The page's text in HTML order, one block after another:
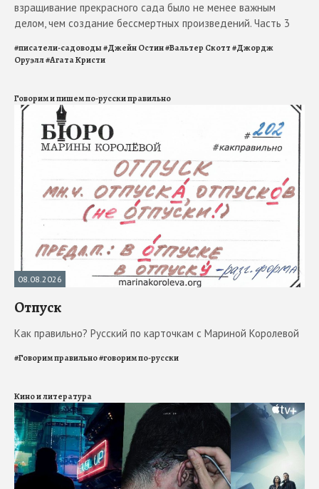
взращивание прекрасного сада было не менее важным
делом, чем создание бессмертных произведений. Часть 3
#писатели-садоводы#Джейн Остин#Вальтер Скотт#Джордж
Оруэлл#Агата Кристи
Говорим и пишем по-русски правильно
08.08.2026
Отпуск
Как правильно? Русский по карточкам с Мариной Королевой
#Говорим правильно#говорим по-русски
Кино и литература